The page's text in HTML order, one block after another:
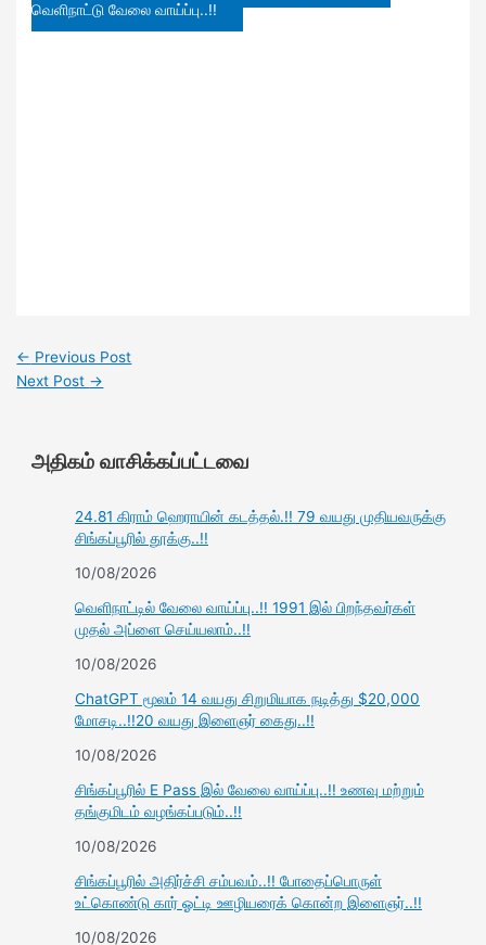
வெளிநாட்டு வேலை வாய்ப்பு..!!
← Previous Post
Next Post →
அதிகம் வாசிக்கப்பட்டவை
24.81 கிராம் ஹெராயின் கடத்தல்.!! 79 வயது முதியவருக்கு
சிங்கப்பூரில் தூக்கு..!!
10/08/2026
வெளிநாட்டில் வேலை வாய்ப்பு..!! 1991 இல் பிறந்தவர்கள்
முதல் அப்ளை செய்யலாம்..!!
10/08/2026
ChatGPT மூலம் 14 வயது சிறுமியாக நடித்து $20,000
மோசடி..!!20 வயது இளைஞர் கைது..!!
10/08/2026
சிங்கப்பூரில் E Pass இல் வேலை வாய்ப்பு..!! உணவு மற்றும்
தங்குமிடம் வழங்கப்படும்..!!
10/08/2026
சிங்கப்பூரில் அதிர்ச்சி சம்பவம்..!! போதைப்பொருள்
உட்கொண்டு கார் ஓட்டி ஊழியரைக் கொன்ற இளைஞர்..!!
10/08/2026